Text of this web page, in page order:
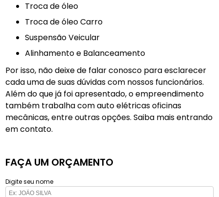
troca de óleo
Troca de óleo Carro
Suspensão Veicular
Alinhamento e Balanceamento
Por isso, não deixe de falar conosco para esclarecer
cada uma de suas dúvidas com nossos funcionários.
Além do que já foi apresentado, o empreendimento
também trabalha com auto elétricas oficinas
mecânicas, entre outras opções. Saiba mais entrando
em contato.
FAÇA UM ORÇAMENTO
Digite seu nome